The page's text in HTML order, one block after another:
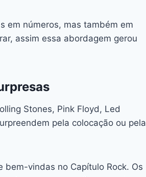
em números, mas também em
assim essa abordagem gerou
Stones, Pink Floyd, Led
pela colocação ou pela
vindas no Capítulo Rock. Os